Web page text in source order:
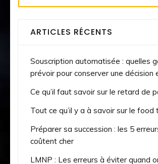
ARTICLES RÉCENTS
Souscription automatisée : quelles
prévoir pour conserver une décision
Ce qu’il faut savoir sur le retard de
Tout ce qu’il y a à savoir sur le food
Préparer sa succession : les 5
coûtent cher
LMNP : Les erreurs à éviter quand